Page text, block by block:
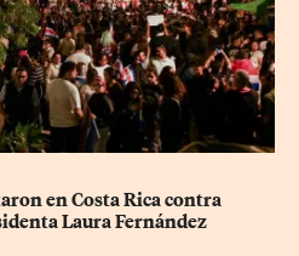
en Costa Rica contra
Laura Fernández